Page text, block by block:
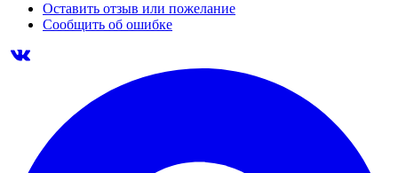
Оставить отзыв или пожелание
Сообщить об ошибке